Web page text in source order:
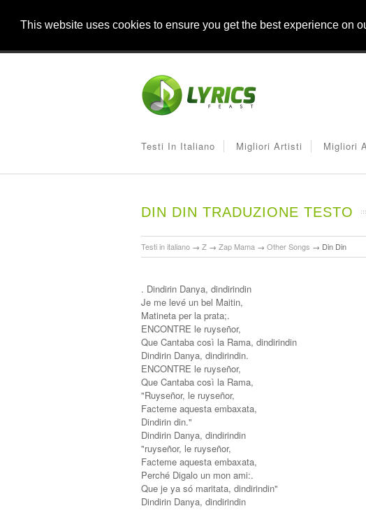
This website uses cookies to ensure you get the best experience on
Testi In Italiano Migliori Artisti Migliori
DIN DIN TRADUZIONE TESTO
Testi in italiano → Z → Zap Mama → Other Songs → Din Din
. Dindirin Danya, dindirindin
Je me levé un bel Maitin,
Matineta per la prata;.
ENCONTRE le ruyseñor,
Que Cantaba così la Rama, dindirindin
Dindirin Danya, dindirindin.
ENCONTRE le ruyseñor,
Que Cantaba così la Rama,
"Ruyseñor, le ruyseñor,
Facteme aquesta embaxata,
Dindirin din."
Dindirin Danya, dindirindin
"ruyseñor, le ruyseñor,
Facteme aquesta embaxata,
Perché Digalo un mon ami:.
Que je ya só maritata, dindirindin"
Dindirin Danya, dindirindin